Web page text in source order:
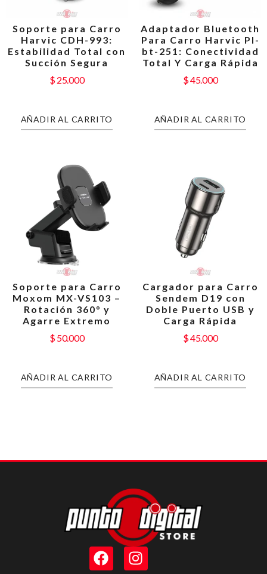
Soporte para Carro
Harvic CDH-993:
Estabilidad Total con
Succión Segura
$25.000
AÑADIR AL CARRITO
Adaptador Bluetooth
Para Carro Harvic Pl-
bt-251: Conectividad
Total Y Carga Rápida
$45.000
AÑADIR AL CARRITO
Soporte para Carro
Moxom MX-VS103 –
Rotación 360° y
Agarre Extremo
$50.000
AÑADIR AL CARRITO
Cargador para Carro
Sendem D19 con
Doble Puerto USB y
Carga Rápida
$45.000
AÑADIR AL CARRITO